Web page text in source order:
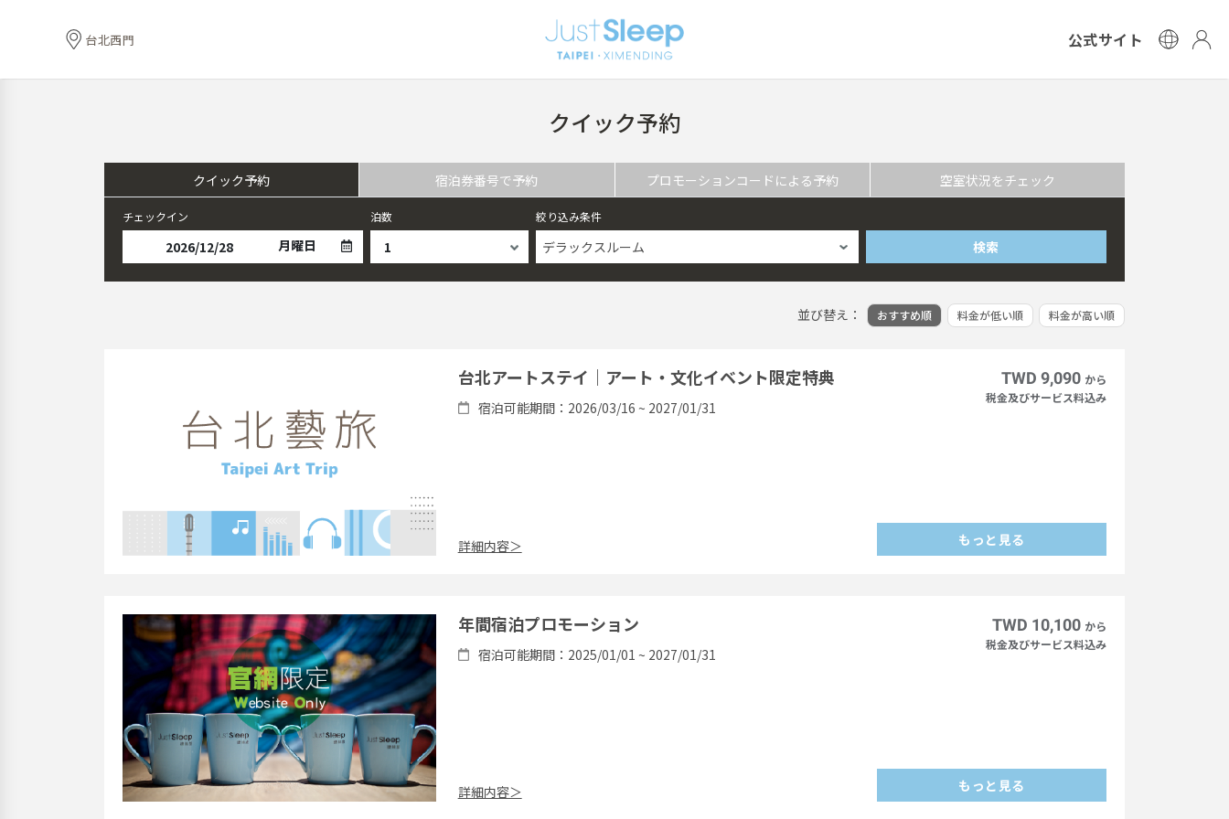
台北西門 公式サイト
クイック予約
クイック予約 宿泊券番号で予約 プロモーションコードによる予約 空室状況をチェック
チェックイン
月曜日
泊数 絞り込み条件
デラックスルーム 検索
並び替え： おすすめ順 料金が低い順 料金が高い順
台北アートステイ｜アート・文化イベント限定特典
宿泊可能期間：2026/03/16 ~ 2027/01/31
詳細内容＞
TWD 9,090 から
税金及びサービス料込み
もっと見る
年間宿泊プロモーション
宿泊可能期間：2025/01/01 ~ 2027/01/31
詳細内容＞
TWD 10,100 から
税金及びサービス料込み
もっと見る